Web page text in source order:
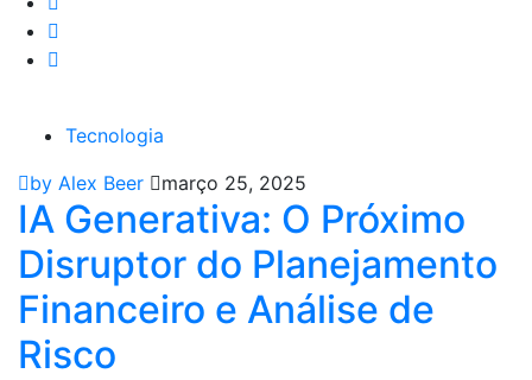
Tecnologia
by Alex Beer
março 25, 2025
IA Generativa: O Próximo
Disruptor do Planejamento
Financeiro e Análise de
Risco